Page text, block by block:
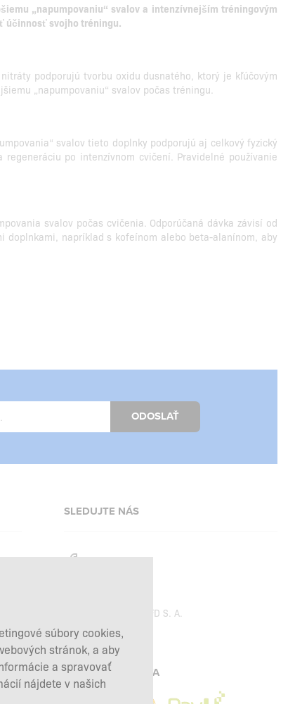
„napumpovaniu“ svalov a intenzívnejším tréningovým
účinnosť svojho tréningu.
podporujú tvorbu oxidu dusnatého, ktorý je kľúčovým
„napumpovaniu“ svalov počas tréningu.
svalov tieto doplnky podporujú aj celkový fyzický
po intenzívnom cvičení. Pravidelné používanie
svalov počas cvičenia. Odporúčaná dávka závisí od
doplnkami, napríklad s kofeínom alebo beta-alanínom, aby
ODOSLAŤ
SLEDUJTE NÁS
Facebook
SFD S. A.
PLATBY SPRACÚVA
súbory cookies,
stránok, a aby
a spravovať
nájdete v našich